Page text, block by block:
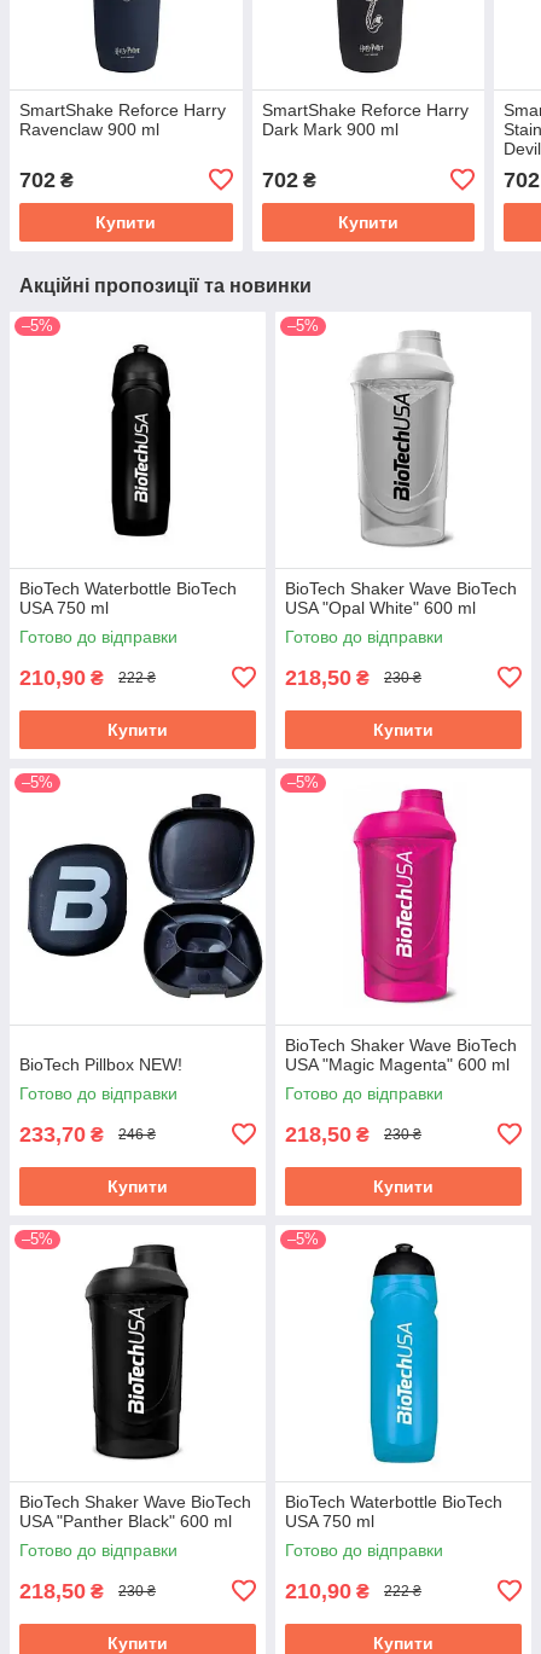
SmartShake Reforce Harry
Ravenclaw 900 ml
702 ₴
Купити
SmartShake Reforce Harry
Dark Mark 900 ml
702₴
Купити
702
Акційні пропозиції та новинки
–5%
BioTech Waterbottle BioTech
USA 750 ml
Готово до відправки
210,90 ₴ 222 ₴
Купити
–5%
BioTech Shaker Wave BioTech
USA "Opal White" 600 ml
Готово до відправки
218,50 ₴ 230 ₴
Купити
–5%
BioTech Pillbox NEW!
Готово до відправки
233,70 ₴ 246 ₴
Купити
–5%
BioTech Shaker Wave BioTech
USA "Magic Magenta" 600 ml
Готово до відправки
218,50 ₴ 230 ₴
Купити
–5%
BioTech Shaker Wave BioTech
USA "Panther Black" 600 ml
Готово до відправки
218,50 ₴ 230 ₴
Купити
–5%
BioTech Waterbottle BioTech
USA 750 ml
Готово до відправки
210,90 ₴ 222 ₴
Купити